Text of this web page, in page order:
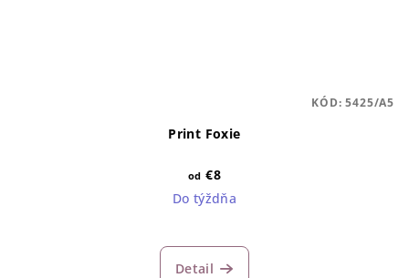
Print Foxie
od €8
Do týždňa
Detail
KÓD:5425/A5